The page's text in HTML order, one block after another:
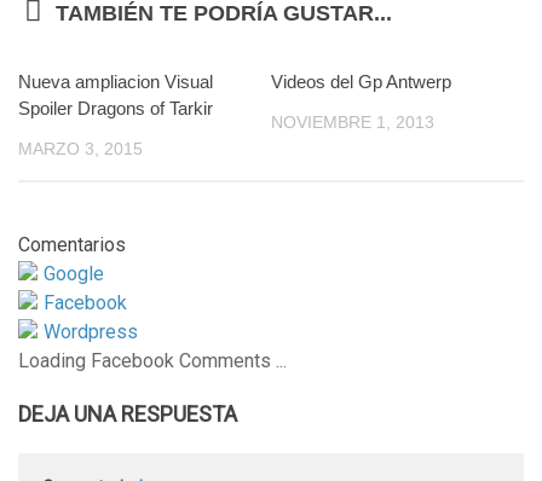
TAMBIÉN TE PODRÍA GUSTAR...
Nueva ampliacion Visual
Spoiler Dragons of Tarkir
MARZO 3, 2015
Videos del Gp Antwerp
NOVIEMBRE 1, 2013
Comentarios
Google
Facebook
Wordpress
Loading Facebook Comments ...
DEJA UNA RESPUESTA